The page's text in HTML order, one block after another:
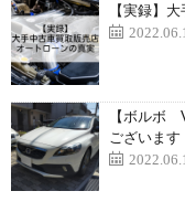
【実録】
【ボルボ
ございます